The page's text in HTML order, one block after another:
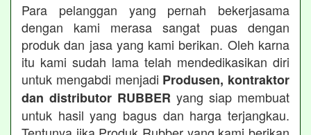
Para pelanggan yang pernah bekerjasama
dengan kami merasa sangat puas dengan
produk dan jasa yang kami berikan. Oleh karna
itu kami sudah lama telah mendedikasikan diri
untuk mengabdi menjadi Produsen, kontraktor
dan distributor RUBBER yang siap membuat
untuk hasil yang bagus dan harga terjangkau.